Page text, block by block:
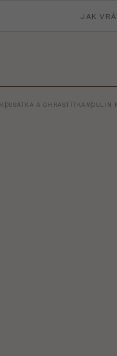
JAK
KOUSÁTKA A CHRASTÍTKA MOULIN